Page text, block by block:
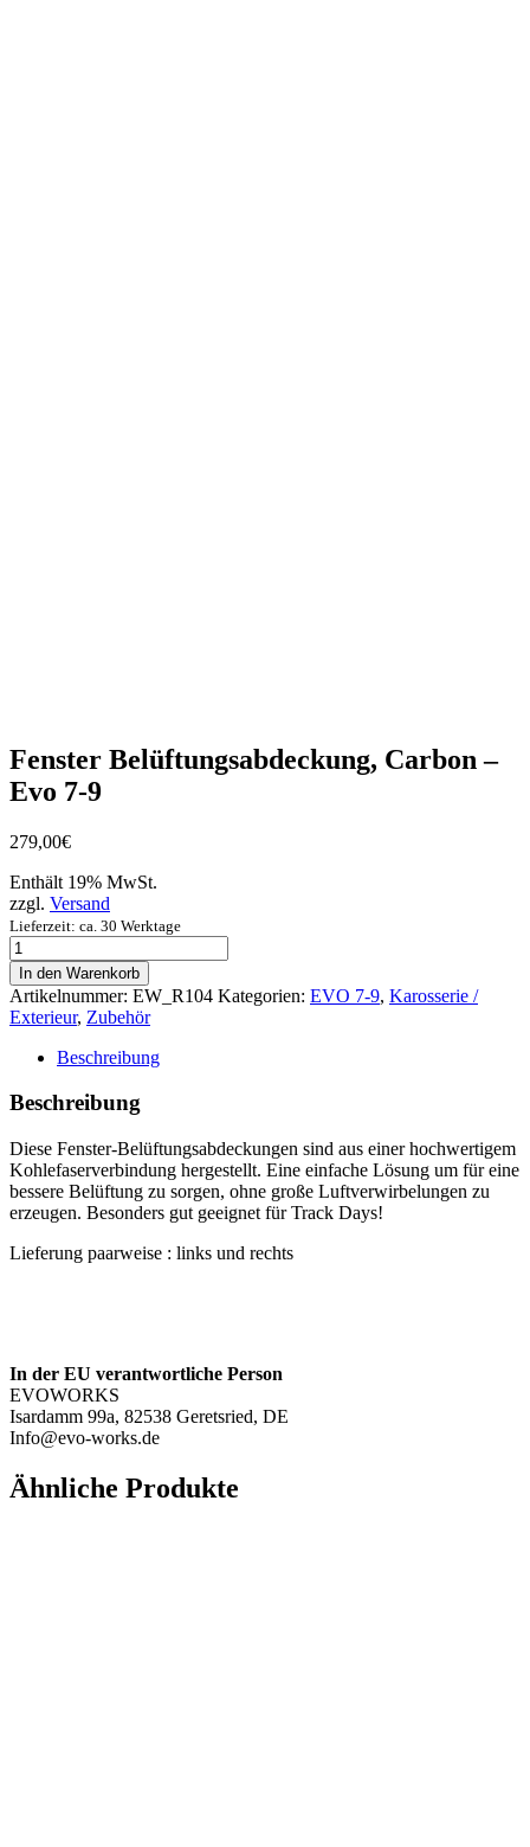
Fenster Belüftungsabdeckung, Carbon –
Evo 7-9
279,00€
Enthält 19% MwSt.
zzgl. Versand
Lieferzeit: ca. 30 Werktage
Fenster
Belüftungsabdeckung,
Carbon
-
Evo
Menge
In den Warenkorb
Artikelnummer: EW_R104 Kategorien: EVO 7-9, Karosserie /
Exterieur, Zubehör
Beschreibung
Beschreibung
Diese Fenster-Belüftungsabdeckungen sind aus einer hochwertigem
Kohlefaserverbindung hergestellt. Eine einfache Lösung um für eine
bessere Belüftung zu sorgen, ohne große Luftverwirbelungen zu
erzeugen. Besonders gut geeignet für Track Days!
Lieferung paarweise : links und rechts
In der EU verantwortliche Person
EVOWORKS
Isardamm 99a, 82538 Geretsried, DE
Info@evo-works.de
Ähnliche Produkte